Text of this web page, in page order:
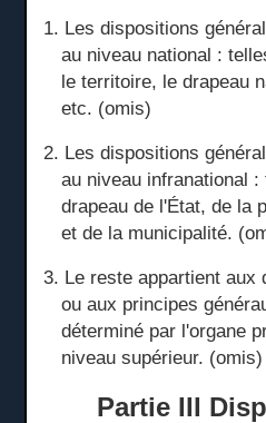
1. Les dispositions
au niveau national :
le territoire, le drapeau
etc. (omis)
2. Les dispositions
au niveau infranational
drapeau de l'État, de la
et de la municipalité.
3. Le reste appartient aux
ou aux principes
déterminé par l'organe
niveau supérieur. (omis)
Partie III